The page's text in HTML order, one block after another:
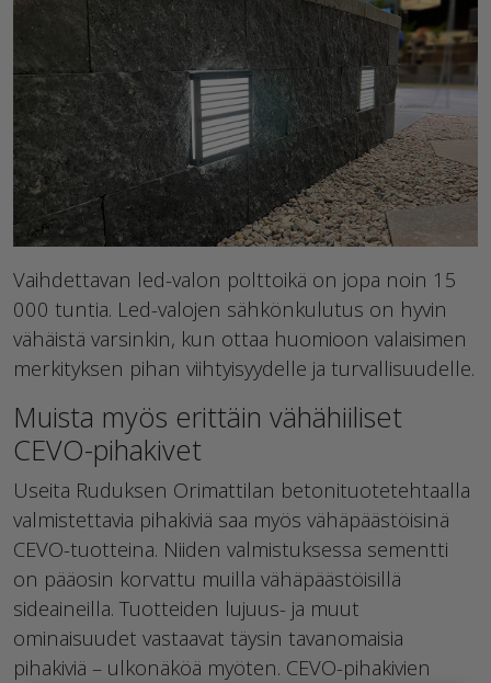
Vaihdettavan led-valon polttoikä on jopa noin 15
000 tuntia. Led-valojen sähkönkulutus on hyvin
vähäistä varsinkin, kun ottaa huomioon valaisimen
merkityksen pihan viihtyisyydelle ja turvallisuudelle.
Muista myös erittäin vähähiiliset
CEVO-pihakivet
Useita Ruduksen Orimattilan betonituotetehtaalla
valmistettavia pihakiviä saa myös vähäpäästöisinä
CEVO-tuotteina. Niiden valmistuksessa sementti
on pääosin korvattu muilla vähäpäästöisillä
sideaineilla. Tuotteiden lujuus- ja muut
ominaisuudet vastaavat täysin tavanomaisia
pihakiviä – ulkonäköä myöten. CEVO-pihakivien